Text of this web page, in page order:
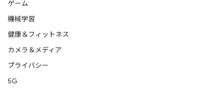
ゲーム
機械学習
健康＆フィットネス
カメラ＆メディア
プライバシー
5G